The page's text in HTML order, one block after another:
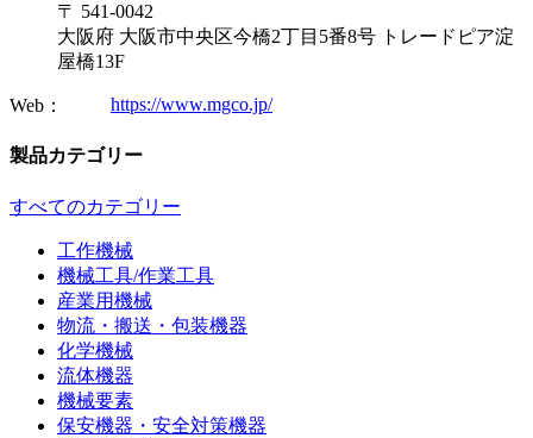
〒 541-0042
大阪府 大阪市中央区今橋2丁目5番8号 トレードピア淀
屋橋13F
Web： https://www.mgco.jp/
製品カテゴリー
すべてのカテゴリー
工作機械
機械工具/作業工具
産業用機械
物流・搬送・包装機器
化学機械
流体機器
機械要素
保安機器・安全対策機器